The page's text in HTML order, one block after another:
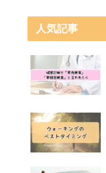
人気記事